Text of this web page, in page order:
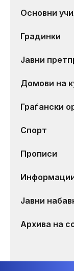
Основни
Градинки
Јавни
Домови на
Граѓански
Спорт
Прописи
Информации
Јавни
Архива на